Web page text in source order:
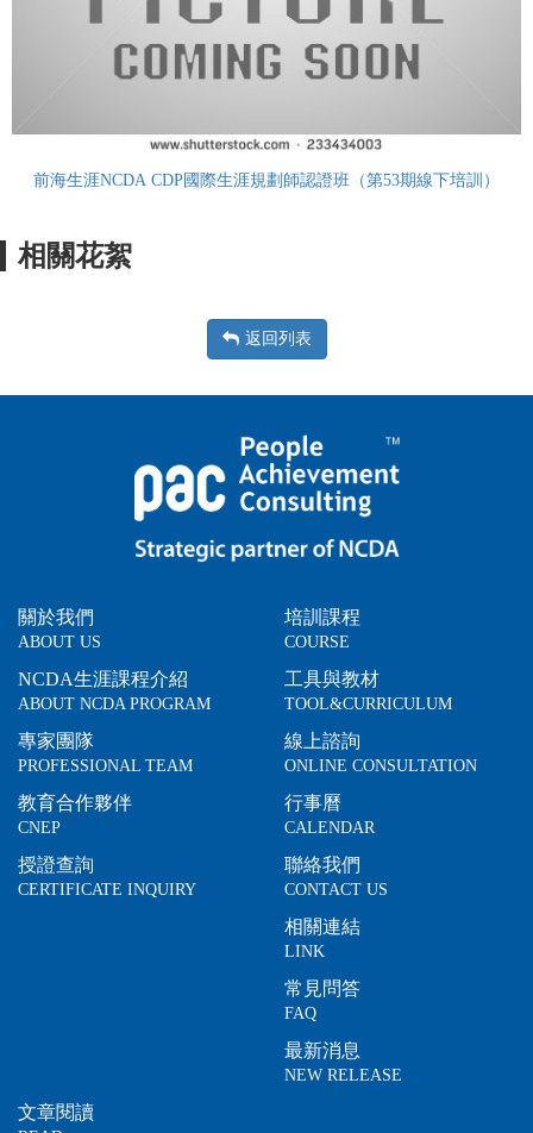
前海生涯NCDA CDP國際生涯規劃師認證班（第53期線下培訓）
相關花絮
返回列表
關於我們
ABOUT US
NCDA生涯課程介紹
ABOUT NCDA PROGRAM
專家團隊
PROFESSIONAL TEAM
教育合作夥伴
CNEP
授證查詢
CERTIFICATE INQUIRY
培訓課程
COURSE
工具與教材
TOOL&CURRICULUM
線上諮詢
ONLINE CONSULTATION
行事曆
CALENDAR
聯絡我們
CONTACT US
相關連結
LINK
常見問答
FAQ
最新消息
NEW RELEASE
文章閱讀